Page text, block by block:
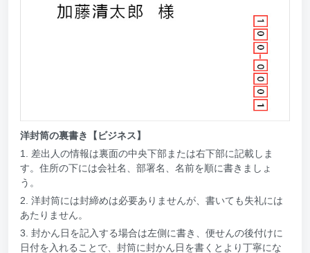
洋封筒の裏書き【ビジネス】
1. 差出人の情報は裏面の中央下部または右下部に記載しま
す。住所の下には会社名、部署名、名前を順に書きましょ
う。
2. 洋封筒には封締めは必要ありませんが、書いても失礼には
あたりません。
3. 封かん日を記入する場合は左側に書き、便せんの後付けに
日付を入れることで、封筒に封かん日を書くとより丁寧にな